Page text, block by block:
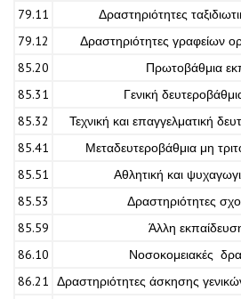
79.11
Δραστηριότητες
79.12
Δραστηριότητες γραφείων
85.20
Πρωτοβάθμια
85.31
Γενική
85.32
Τεχνική και επαγγελματική
85.41
Μεταδευτεροβάθμια μη
85.51
Αθλητική και
85.53
Δραστηριότητες
85.59
Άλλη
86.10
Νοσοκομειακές
86.21 Δραστηριότητες άσκησης